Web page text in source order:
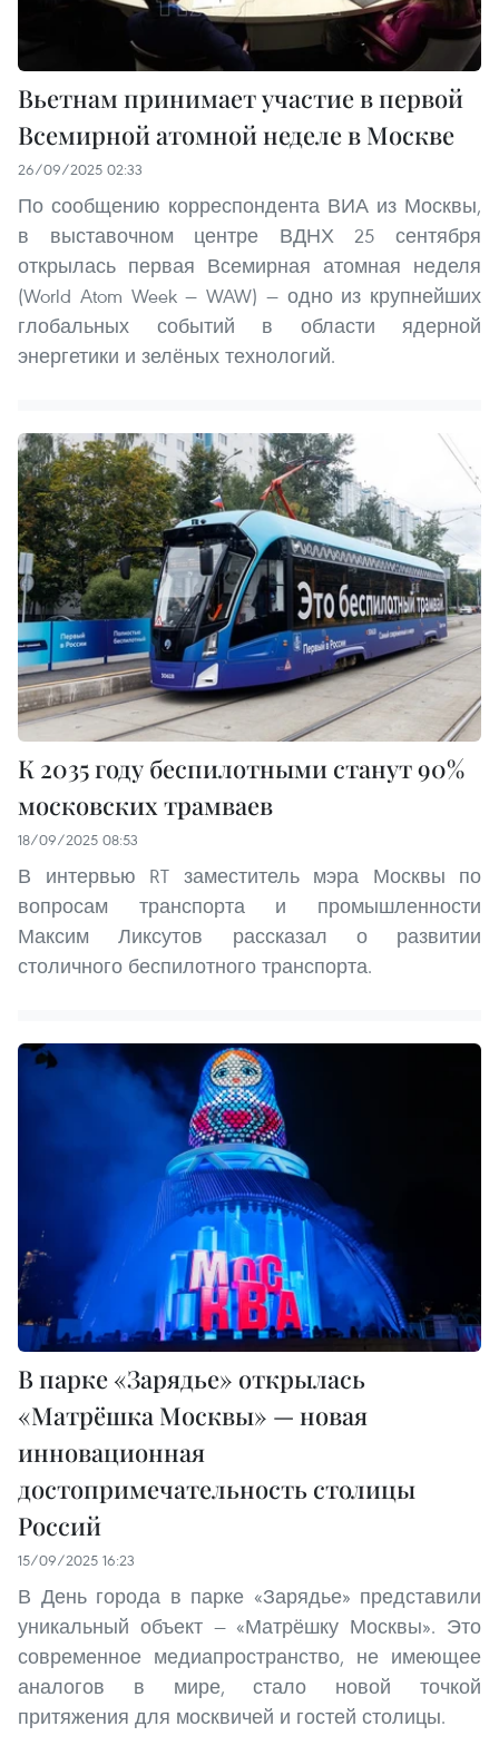
Вьетнам принимает участие в первой
Всемирной атомной неделе в Москве
26/09/2025 02:33
По сообщению корреспондента ВИА из Москвы,
в выставочном центре ВДНХ 25 сентября
открылась первая Всемирная атомная неделя
(World Atom Week — WAW) — одно из крупнейших
глобальных событий в области ядерной
энергетики и зелёных технологий.
К 2035 году беспилотными станут 90%
московских трамваев
18/09/2025 08:53
В интервью RT заместитель мэра Москвы по
вопросам транспорта и промышленности
Максим Ликсутов рассказал о развитии
столичного беспилотного транспорта.
В парке «Зарядье» открылась
«Матрёшка Москвы» — новая
инновационная
достопримечательность столицы
Россий
15/09/2025 16:23
В День города в парке «Зарядье» представили
уникальный объект — «Матрёшку Москвы». Это
современное медиапространство, не имеющее
аналогов в мире, стало новой точкой
притяжения для москвичей и гостей столицы.